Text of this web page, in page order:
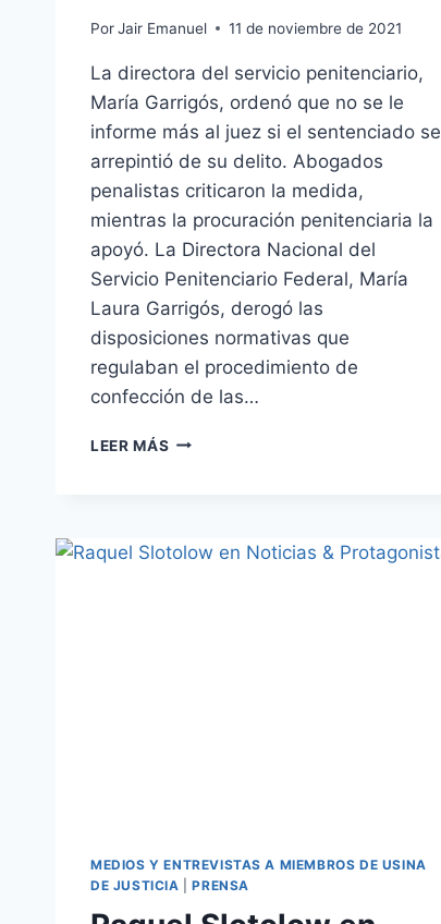
PorJair Emanuel 11 de noviembre de 2021
La directora del servicio penitenciario,
María Garrigós, ordenó que no se le
informe más al juez si el sentenciado se
arrepintió de su delito. Abogados
penalistas criticaron la medida,
mientras la procuración penitenciaria la
apoyó. La Directora Nacional del
Servicio Penitenciario Federal, María
Laura Garrigós, derogó las
disposiciones normativas que
regulaban el procedimiento de
confección de las…
LEER MÁS
MEDIOS Y ENTREVISTAS A MIEMBROS DE USINA
DE JUSTICIA
|PRENSA